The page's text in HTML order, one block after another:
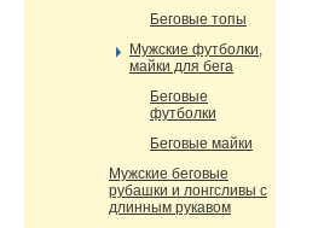
Беговые топы
Мужские футболки,
майки для бега
Беговые
футболки
Беговые майки
Мужские беговые
рубашки и лонгсливы с
длинным рукавом